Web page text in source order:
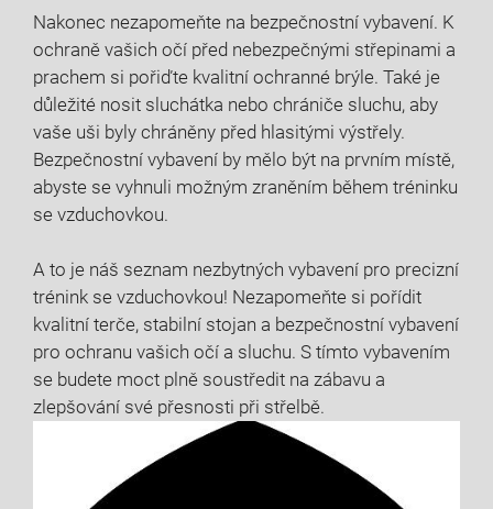
Nakonec nezapomeňte na bezpečnostní vybavení. K
ochraně vašich očí před nebezpečnými střepinami a
prachem si pořiďte kvalitní ochranné brýle. Také je
důležité nosit sluchátka nebo chrániče sluchu, aby
vaše uši byly chráněny před hlasitými výstřely.
Bezpečnostní vybavení by mělo být na prvním místě,
abyste se vyhnuli možným zraněním během tréninku
se vzduchovkou.
A to je náš seznam nezbytných vybavení pro precizní
trénink se vzduchovkou! Nezapomeňte si pořídit
kvalitní terče, stabilní stojan a bezpečnostní vybavení
pro ochranu vašich očí a sluchu. S tímto vybavením
se budete moct plně soustředit na zábavu a
zlepšování své přesnosti při střelbě.